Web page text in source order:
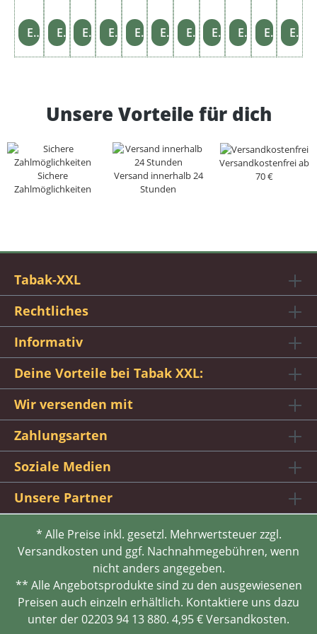
rze
ug
+
Einzelheiten Einzelheiten Einzelheiten Einzelheiten Einzelheiten Einzelheiten Einzelheiten Einzelheiten Einzelheiten Einzelheiten Einzelheiten
Unsere Vorteile für dich
Sichere
Zahlmöglichkeiten
Versand innerhalb 24
Stunden
Versandkostenfrei ab
70 €
Tabak-XXL
Rechtliches
Informativ
Deine Vorteile bei Tabak XXL:
Wir versenden mit
Zahlungsarten
Soziale Medien
Unsere Partner
* Alle Preise inkl. gesetzl. Mehrwertsteuer zzgl.
Versandkosten und ggf. Nachnahmegebühren, wenn
nicht anders angegeben.
** Alle Angebotsprodukte sind zu den ausgewiesenen
Preisen auch einzeln erhältlich. Kontaktiere uns dazu
unter der 02203 94 13 880. 4,95 € Versandkosten.